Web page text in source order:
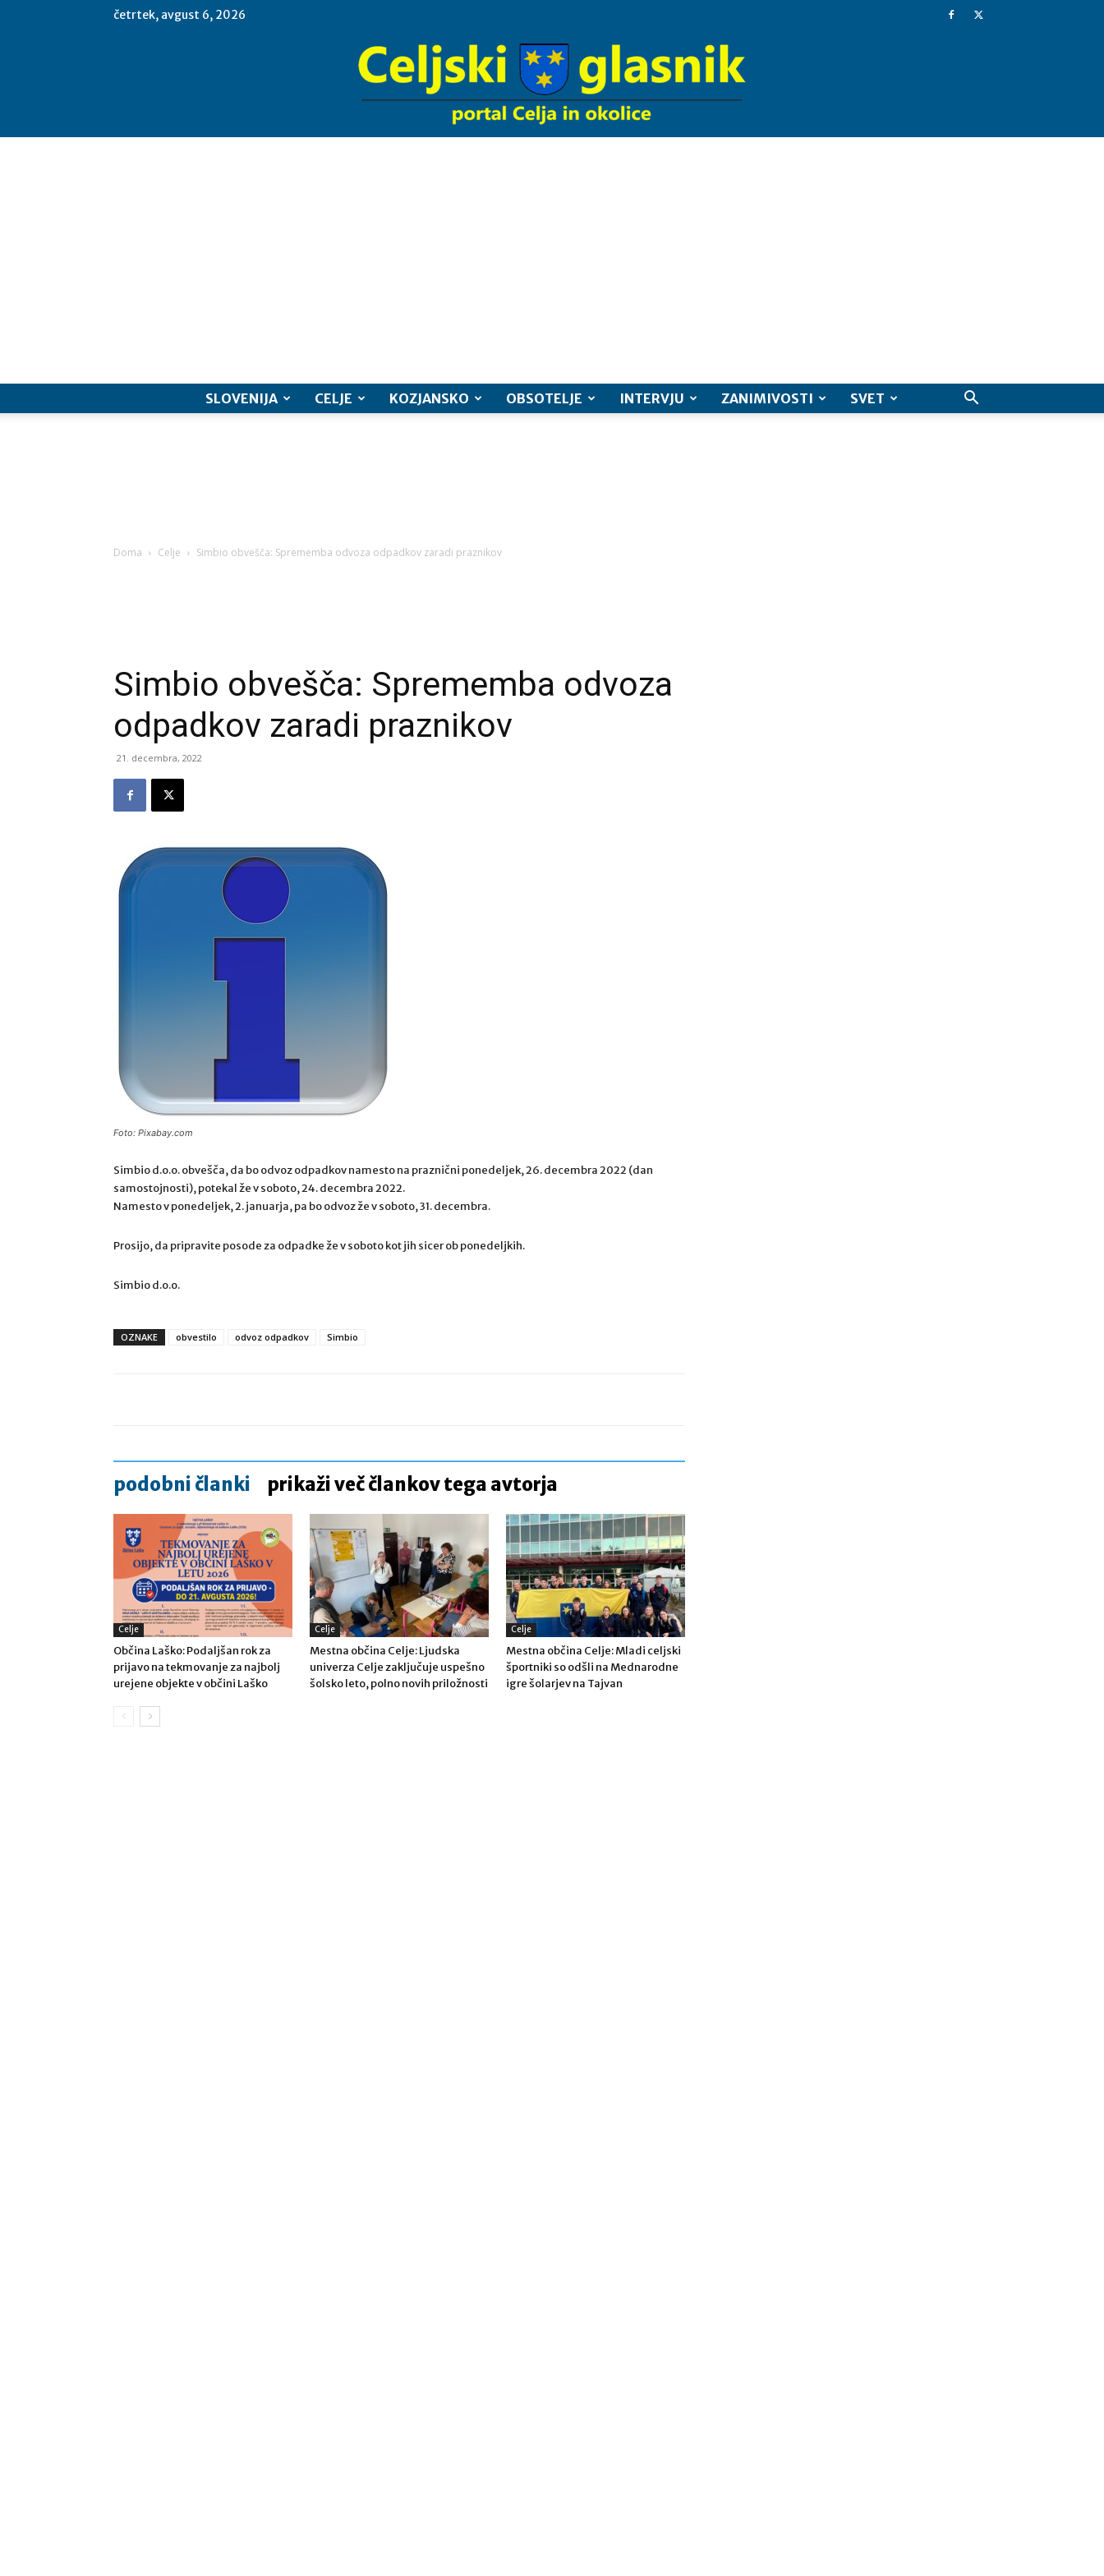
četrtek, avgust 6, 2026
SLOVENIJA CELJE KOZJANSKO OBSOTELJE INTERVJU ZANIMIVOSTI SVET
Doma Celje Simbio obvešča: Sprememba odvoza odpadkov zaradi praznikov
Simbio obvešča: Sprememba odvoza
odpadkov zaradi praznikov
21. decembra, 2022
Foto: Pixabay.com
Simbio d.o.o. obvešča, da bo odvoz odpadkov namesto na praznični ponedeljek, 26. decembra 2022 (dan
samostojnosti), potekal že v soboto, 24. decembra 2022.
Namesto v ponedeljek, 2. januarja, pa bo odvoz že v soboto, 31. decembra.
Prosijo, da pripravite posode za odpadke že v soboto kot jih sicer ob ponedeljkih.
Simbio d.o.o.
OZNAKE obvestilo odvoz odpadkov Simbio
podobni članki prikaži več člankov tega avtorja
Celje
Občina Laško: Podaljšan rok za
prijavo na tekmovanje za najbolj
urejene objekte v občini Laško
Celje
Mestna občina Celje: Ljudska
univerza Celje zaključuje uspešno
šolsko leto, polno novih priložnosti
Celje
Mestna občina Celje: Mladi celjski
športniki so odšli na Mednarodne
igre šolarjev na Tajvan